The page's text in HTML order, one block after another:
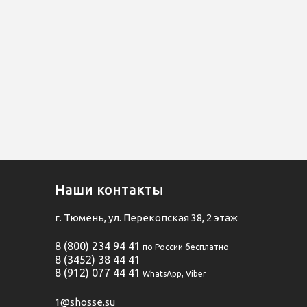
Наши контакты
г. Тюмень, ул. Перекопская 38, 2 этаж
8 (800) 234 94 41 по России бесплатно
8 (3452) 38 44 41
8 (912) 077 44 41 WhatsApp, Viber
1@shosse.su